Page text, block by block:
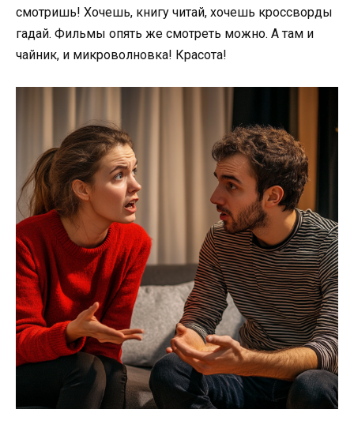
смотришь! Хочешь, книгу читай, хочешь кроссворды
гадай. Фильмы опять же смотреть можно. А там и
чайник, и микроволновка! Красота!